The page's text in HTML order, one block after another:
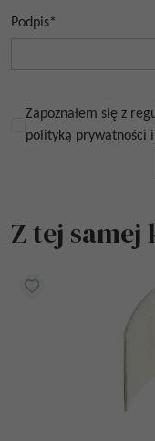
Podpis*
Zapoznałem się z
polityką prywatności
Z tej